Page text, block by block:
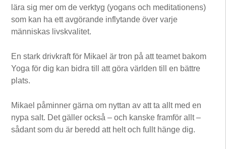
lära sig mer om de verktyg (yogans och meditationens)
som kan ha ett avgörande inflytande över varje
människas livskvalitet.
En stark drivkraft för Mikael är tron på att teamet bakom
Yoga för dig kan bidra till att göra världen till en bättre
plats.
Mikael påminner gärna om nyttan av att ta allt med en
nypa salt. Det gäller också – och kanske framför allt –
sådant som du är beredd att helt och fullt hänge dig.